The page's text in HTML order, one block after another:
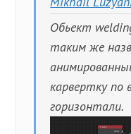
Обьект
таким же
карвертку по
горизонтали.